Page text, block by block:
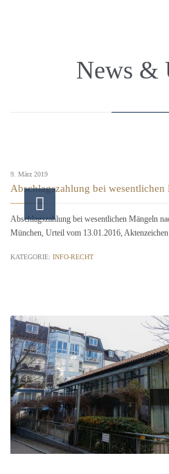
News &
9. März 2019
Abschlagszahlung bei wesentlichen
Abschlagszahlung bei wesentlichen Mängeln
München, Urteil vom 13.01.2016,
KATEGORIE: INFO-RECHT